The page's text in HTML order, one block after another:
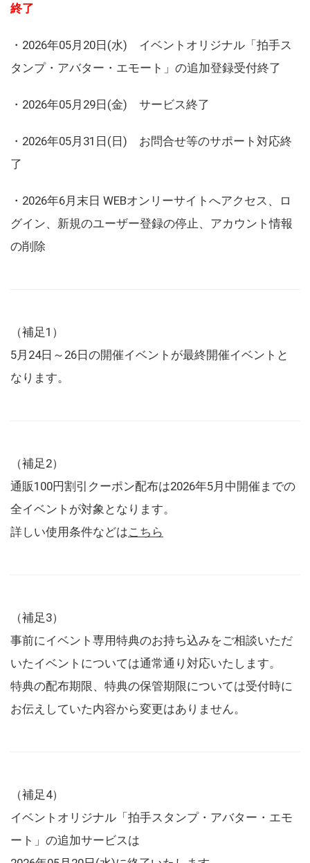
終了
・2026年05月20日(水) イベントオリジナル「拍手ス
タンプ・アバター・エモート」の追加登録受付終了
・2026年05月29日(金) サービス終了
・2026年05月31日(日) お問合せ等のサポート対応終
了
・2026年6月末日 WEBオンリーサイトへアクセス、ロ
グイン、新規のユーザー登録の停止、アカウント情報
の削除
（補足1）
5月24日～26日の開催イベントが最終開催イベントと
なります。
（補足2）
通販100円割引クーポン配布は2026年5月中開催までの
全イベントが対象となります。
詳しい使用条件などはこちら
（補足3）
事前にイベント専用特典のお持ち込みをご相談いただ
いたイベントについては通常通り対応いたします。
特典の配布期限、特典の保管期限については受付時に
お伝えしていた内容から変更はありません。
（補足4）
イベントオリジナル「拍手スタンプ・アバター・エモ
ート」の追加サービスは